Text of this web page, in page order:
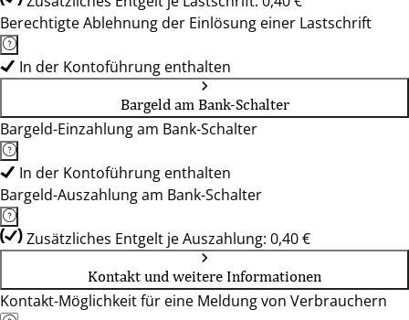
Berechtigte Ablehnung der Einlösung einer Lastschrift
In der Kontoführung enthalten
Bargeld am Bank-Schalter
Bargeld-Einzahlung am Bank-Schalter
In der Kontoführung enthalten
Bargeld-Auszahlung am Bank-Schalter
Zusätzliches Entgelt je Auszahlung: 0,40 €
Kontakt und weitere Informationen
Kontakt-Möglichkeit für eine Meldung von Verbrauchern